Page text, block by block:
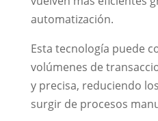
automatización.
Esta tecnología puede
volúmenes de
y precisa, reduciendo
surgir de procesos